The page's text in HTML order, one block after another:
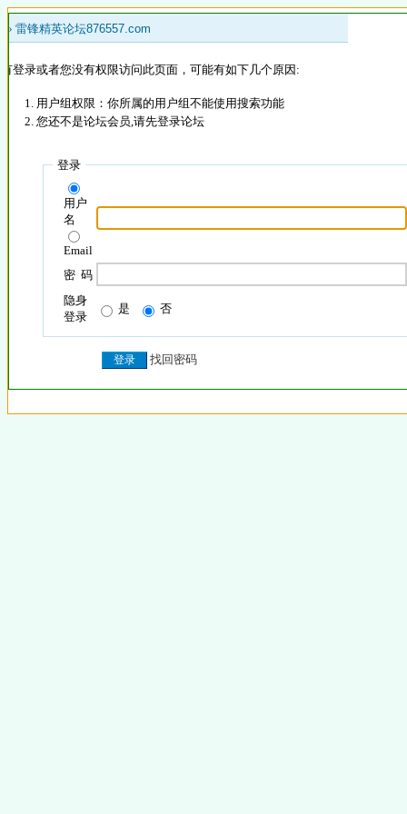
» 雷锋精英论坛876557.com
登录或者您没有权限访问此页面，可能有如下几个原因:
用户组权限：你所属的用户组不能使用搜索功能
您还不是论坛会员,请先登录论坛
登录
用户
名
Email
密 码
隐身
登录
是 否
找回密码